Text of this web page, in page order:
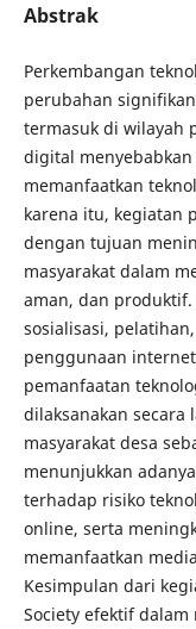
Abstrak
Perkembangan
perubahan
termasuk di wilayah
digital
memanfaatkan
karena itu, kegiatan
dengan tujuan
masyarakat dalam
aman, dan
sosialisasi,
penggunaan
pemanfaatan
dilaksanakan
masyarakat desa
menunjukkan
terhadap risiko
online, serta
memanfaatkan
Kesimpulan dari
Society efektif